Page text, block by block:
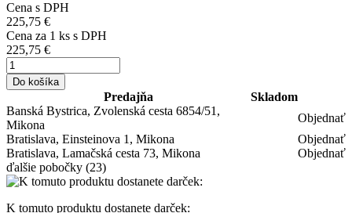
Cena s DPH
225,75 €
Cena za 1 ks s DPH
225,75 €
Do košíka
Predajňa
Skladom
Banská Bystrica, Zvolenská cesta 6854/51,
Mikona
Objednať
Bratislava, Einsteinova 1, Mikona
Objednať
Bratislava, Lamačská cesta 73, Mikona
Objednať
ďalšie pobočky (23)
K tomuto produktu dostanete darček: